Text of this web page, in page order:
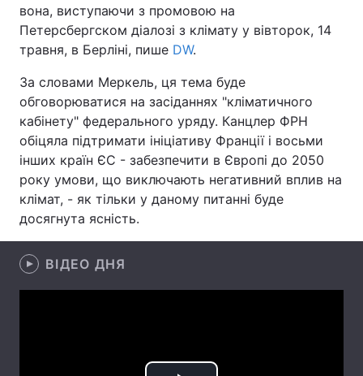
Техно і зв'язок Лайт
Зброя Інциденти
Здоров'я Туризм
Цікавинки Погода
Екологія Регіони
Лонгріди
вона, виступаючи з промовою на
Петерсбергском діалозі з клімату у вівторок, 14
травня, в Берліні, пише DW.
За словами Меркель, ця тема буде
обговорюватися на засіданнях "кліматичного
кабінету" федерального уряду. Канцлер ФРН
обіцяла підтримати ініціативу Франції і восьми
інших країн ЄС - забезпечити в Європі до 2050
року умови, що виключають негативний вплив на
клімат, - як тільки у даному питанні буде
досягнута ясність.
ВІДЕО ДНЯ